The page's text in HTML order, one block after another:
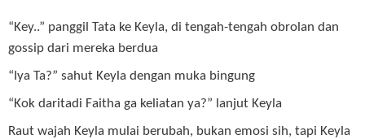
“Key..” panggil Tata ke Keyla, di tengah-tengah obrolan dan
gossip dari mereka berdua
“Iya Ta?” sahut Keyla dengan muka bingung
“Kok daritadi Faitha ga keliatan ya?” lanjut Keyla
Raut wajah Keyla mulai berubah, bukan emosi sih, tapi Keyla